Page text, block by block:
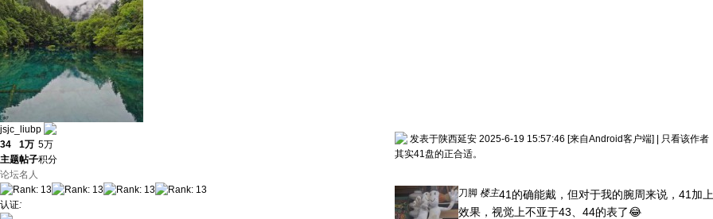
jsjc_liubp
34
主题
1万
帖子
5万
积分
论坛名人
认证:
发表于陕西延安 2025-6-19 15:57:46 [来自Android客户端]
只看该作者
其实41盘的正合适。
刀脚 楼主41的确能戴，但对于我的腕周来说，41加
效果，视觉上不亚于43、44的表了😂